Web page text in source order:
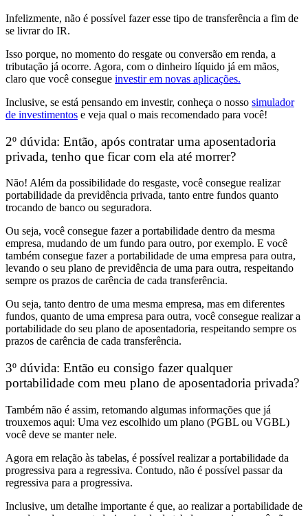
Infelizmente, não é possível fazer esse tipo de transferência a fim de
se livrar do IR.
Isso porque, no momento do resgate ou conversão em renda, a
tributação já ocorre. Agora, com o dinheiro líquido já em mãos,
claro que você consegue investir em novas aplicações.
Inclusive, se está pensando em investir, conheça o nosso simulador
de investimentos e veja qual o mais recomendado para você!
2º dúvida: Então, após contratar uma aposentadoria
privada, tenho que ficar com ela até morrer?
Não! Além da possibilidade do resgaste, você consegue realizar
portabilidade da previdência privada, tanto entre fundos quanto
trocando de banco ou seguradora.
Ou seja, você consegue fazer a portabilidade dentro da mesma
empresa, mudando de um fundo para outro, por exemplo. E você
também consegue fazer a portabilidade de uma empresa para outra,
levando o seu plano de previdência de uma para outra, respeitando
sempre os prazos de carência de cada transferência.
Ou seja, tanto dentro de uma mesma empresa, mas em diferentes
fundos, quanto de uma empresa para outra, você consegue realizar a
portabilidade do seu plano de aposentadoria, respeitando sempre os
prazos de carência de cada transferência.
3º dúvida: Então eu consigo fazer qualquer
portabilidade com meu plano de aposentadoria privada?
Também não é assim, retomando algumas informações que já
trouxemos aqui: Uma vez escolhido um plano (PGBL ou VGBL)
você deve se manter nele.
Agora em relação às tabelas, é possível realizar a portabilidade da
progressiva para a regressiva. Contudo, não é possível passar da
regressiva para a progressiva.
Inclusive, um detalhe importante é que, ao realizar a portabilidade de